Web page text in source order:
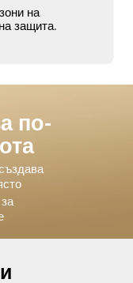
на
защита.
по-